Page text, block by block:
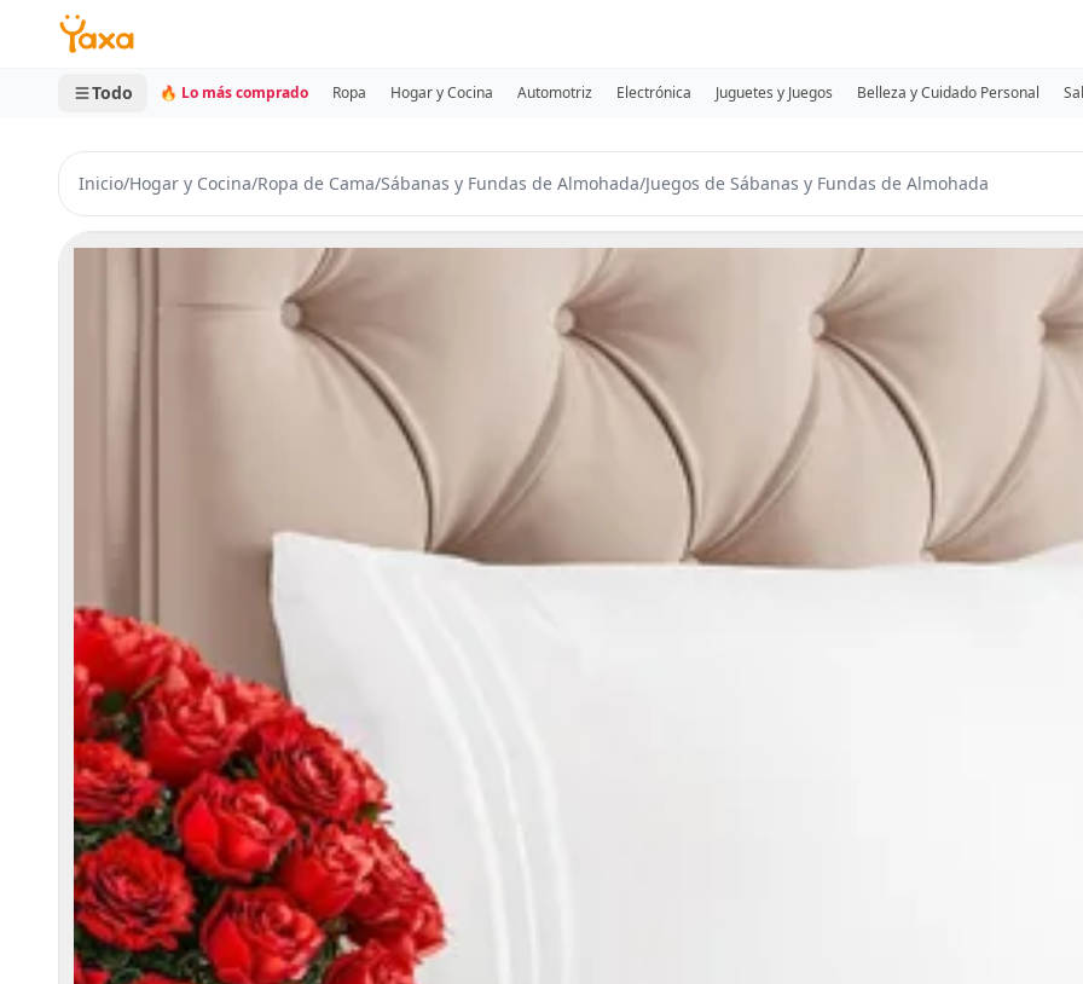
MINI CARRITO
0 productos
Todo 🔥 Lo más comprado Ropa Hogar y Cocina Automotriz Electrónica Juguetes y Juegos Belleza y Cuidado Personal
Inicio/Hogar y Cocina/Ropa de Cama/Sábanas y Fundas de Almohada/Juegos de Sábanas y Fundas de Almohada